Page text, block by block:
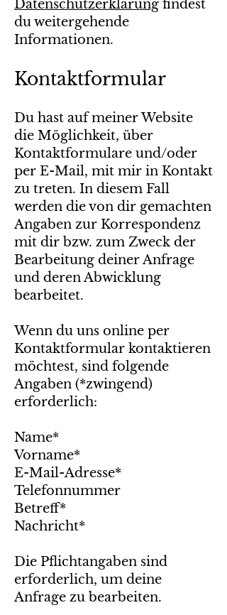
Datenschutzerklärung findest
du weitergehende
Informationen.
Kontaktformular
Du hast auf meiner Website
die Möglichkeit, über
Kontaktformulare und/oder
per E-Mail, mit mir in Kontakt
zu treten. In diesem Fall
werden die von dir gemachten
Angaben zur Korrespondenz
mit dir bzw. zum Zweck der
Bearbeitung deiner Anfrage
und deren Abwicklung
bearbeitet.
Wenn du uns online per
Kontaktformular kontaktieren
möchtest, sind folgende
Angaben (*zwingend)
erforderlich:
Name*
Vorname*
E-Mail-Adresse*
Telefonnummer
Betreff*
Nachricht*
Die Pflichtangaben sind
erforderlich, um deine
Anfrage zu bearbeiten.